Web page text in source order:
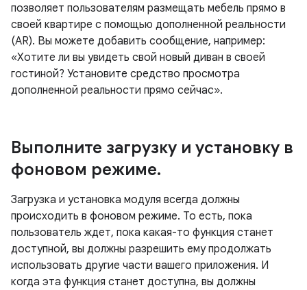
позволяет пользователям размещать мебель прямо в
своей квартире с помощью дополненной реальности
(AR). Вы можете добавить сообщение, например:
«Хотите ли вы увидеть свой новый диван в своей
гостиной? Установите средство просмотра
дополненной реальности прямо сейчас».
Выполните загрузку и установку в
фоновом режиме.
Загрузка и установка модуля всегда должны
происходить в фоновом режиме. То есть, пока
пользователь ждет, пока какая-то функция станет
доступной, вы должны разрешить ему продолжать
использовать другие части вашего приложения. И
когда эта функция станет доступна, вы должны